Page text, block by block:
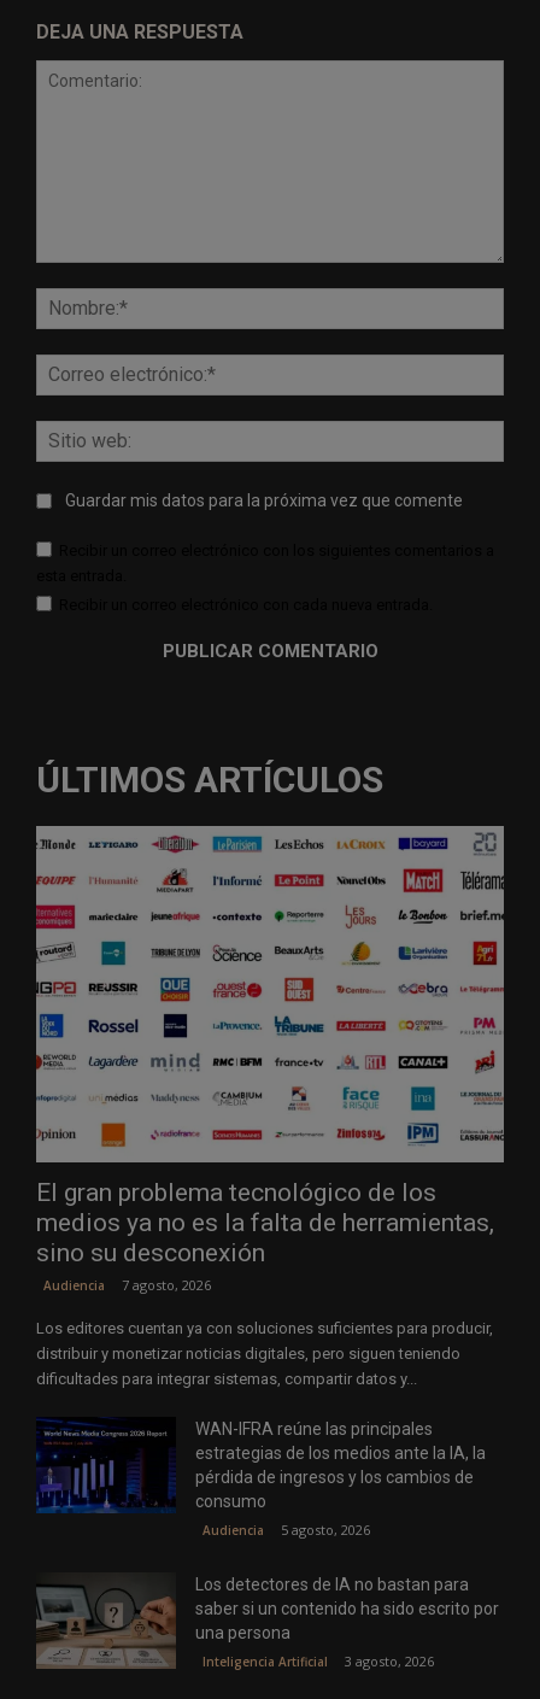
DEJA UNA RESPUESTA
Guardar mis datos para la próxima vez que comente
ÚLTIMOS ARTÍCULOS
El gran problema tecnológico de los
medios ya no es la falta de herramientas,
sino su desconexión
Audiencia 7 agosto, 2026
Los editores cuentan ya con soluciones suficientes para producir,
distribuir y monetizar noticias digitales, pero siguen teniendo
dificultades para integrar sistemas, compartir datos y...
WAN-IFRA reúne las principales
estrategias de los medios ante la IA, la
pérdida de ingresos y los cambios de
consumo
Audiencia 5 agosto, 2026
Los detectores de IA no bastan para
saber si un contenido ha sido escrito por
una persona
Inteligencia Artificial 3 agosto, 2026